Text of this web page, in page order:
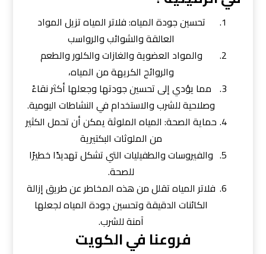
تحسين جودة المياه: فلاتر المياه تزيل المواد
العالقة والشوائب والرواسب
والمواد العضوية والغازات والكلور والطعم
والروائح الكريهة من المياه،
مما يؤدي إلى تحسين جودتها وجعلها أكثر نقاءً
وصلاحية للشرب والاستخدام في النشاطات اليومية.
حماية الصحة: المياه الملوثة يمكن أن تحمل الكثير
من الملوثات البكتيرية
والفيروسات والطفيليات التي تشكل تهديدًا خطيرًا
للصحة.
فلاتر المياه تقلل من هذه المخاطر عن طريق إزالة
الكائنات الدقيقة وتحسين جودة المياه لجعلها
آمنة للشرب.
فروعنا في الكويت